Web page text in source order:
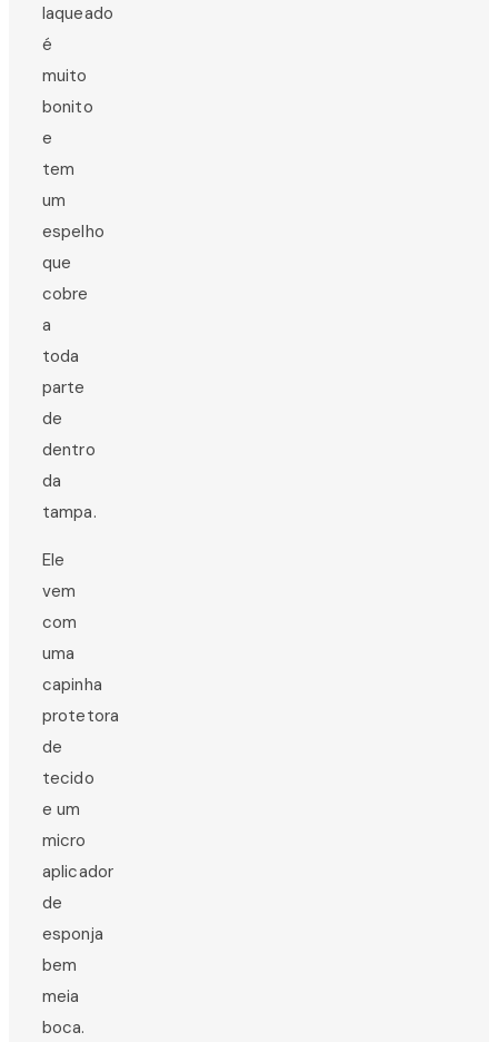
laqueado
é
muito
bonito
e
tem
um
espelho
que
cobre
a
toda
parte
de
dentro
da
tampa.
Ele
vem
com
uma
capinha
protetora
de
tecido
e um
micro
aplicador
de
esponja
bem
meia
boca.